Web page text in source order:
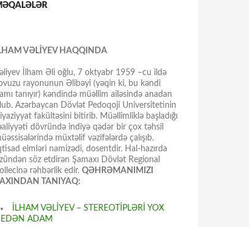
VƏLİYEV HAQQINDA
İlham Əli oğlu, 7 oktyabr 1959 –cu ildə
rayonunun Əlibəyi (yəqin ki, bu kəndi
tanıyır) kəndində müəllim ailəsində anadan
Azərbaycan Dövlət Pedoqoji Universitetinin
fakültəsini bitirib. Müəllimliklə başladığı
dövründə indiyə qədər bir çox təhsil
müxtəlif vəzifələrdə çalışıb.
elmləri namizədi, dosentdir. Hal-hazırda
söz etdirən Şamaxı Dövlət Regional
rəhbərlik edir. QƏHRƏMANIMIZI
TANIYAQ:
İLHAM VƏLİYEV – STEREOTİPLƏRİ YOX
EDƏN ADAM